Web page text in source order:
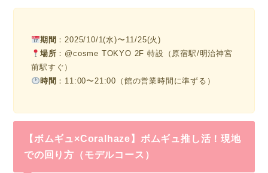
期間 ：2025/10/1(水)〜11/25(火)
場所 ：@cosme TOKYO 2F 特設（原宿駅/明治神宮
前駅すぐ）
時間 ：11:00〜21:00（館の営業時間に準ずる）
【ボムギュ×Coralhaze】ボムギュ推し活！現地
での回り方（モデルコース）